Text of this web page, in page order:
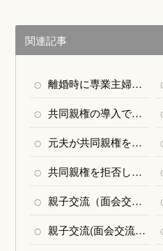
関連記事
離婚時に専業主婦でも親権を獲得できる？判断基準やポイントなど
共同親権の導入で養育費の未払いはどうなる？新ルールや対処法を解説
元夫が共同親権を求めてきたらどうする？対処法を弁護士が解説
共同親権を拒否したい！認められるケースや方法、準備すべきこと
親子交流（面会交流）を拒否できる正当な理由とは？具体例や認められないケースなど
親子交流(面会交流)は子供が嫌がる場合に拒否できる？対処法などを解説